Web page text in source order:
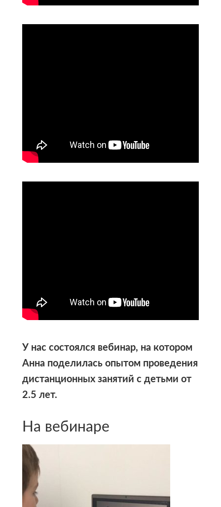
У нас состоялся вебинар, на котором
Анна поделилась опытом проведения
дистанционных занятий с детьми от
2.5 лет.
На вебинаре